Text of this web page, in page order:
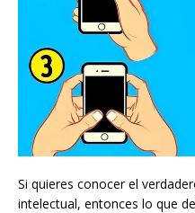
Si quieres conocer el
intelectual, entonces lo que